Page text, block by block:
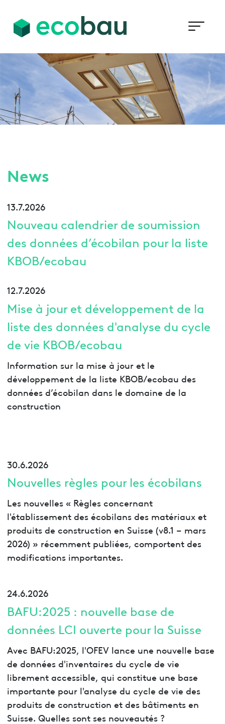
News
13.7.2026
Nouveau calendrier de soumission
des données d’écobilan pour la liste
KBOB/ecobau
12.7.2026
Mise à jour et développement de la
liste des données d'analyse du cycle
de vie KBOB/ecobau
Information sur la mise à jour et le
développement de la liste KBOB/ecobau des
données d’écobilan dans le domaine de la
construction
30.6.2026
Nouvelles règles pour les écobilans
Les nouvelles « Règles concernant
l'établissement des écobilans des matériaux et
produits de construction en Suisse (v8.1 – mars
2026) » récemment publiées, comportent des
modifications importantes.
24.6.2026
BAFU:2025 : nouvelle base de
données LCI ouverte pour la Suisse
Avec BAFU:2025, l'OFEV lance une nouvelle base
de données d'inventaires du cycle de vie
librement accessible, qui constitue une base
importante pour l'analyse du cycle de vie des
produits de construction et des bâtiments en
Suisse. Quelles sont ses nouveautés ?